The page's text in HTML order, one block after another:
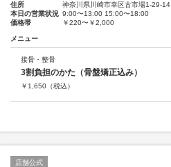
住所
神奈川県川崎市幸区古市場1-29-14
本日の営業状況 9:00〜13:00 15:00〜18:00
価格帯
￥220〜￥2,000
メニュー
接骨・整骨
3割負担のかた（骨盤矯正込み）
￥ 1,650 （税込）
店舗公式